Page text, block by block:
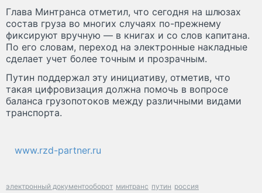
Глава Минтранса отметил, что сегодня на шлюзах
состав груза во многих случаях по-прежнему
фиксируют вручную — в книгах и со слов капитана.
По его словам, переход на электронные накладные
сделает учет более точным и прозрачным.
Путин поддержал эту инициативу, отметив, что
такая цифровизация должна помочь в вопросе
баланса грузопотоков между различными видами
транспорта.
www.rzd-partner.ru
электронный документооборот минтранс путин россия